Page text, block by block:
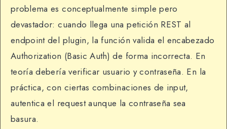
problema es conceptualmente simple pero
devastador: cuando llega una petición REST al
endpoint del plugin, la función valida el encabezado
Authorization (Basic Auth) de forma incorrecta. En
teoría debería verificar usuario y contraseña. En la
práctica, con ciertas combinaciones de input,
autentica el request aunque la contraseña sea
basura.